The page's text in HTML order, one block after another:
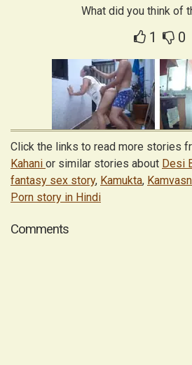
What did you think of
0
1
Click the links to read more stories
Kahani or similar stories about Desi
fantasy sex story, Kamukta,
Porn story in Hindi
Comments